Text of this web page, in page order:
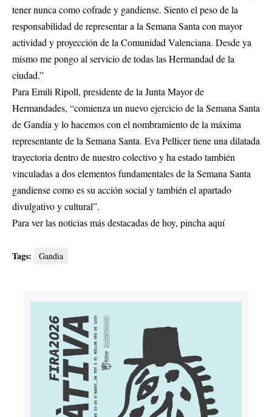
tener nunca como cofrade y gandiense. Siento el peso de la
responsabilidad de representar a la Semana Santa con mayor
actividad y proyección de la Comunidad Valenciana. Desde ya
mismo me pongo al servicio de todas las Hermandad de la
ciudad.”
Para Emili Ripoll, presidente de la Junta Mayor de
Hermandades, “comienza un nuevo ejercicio de la Semana Santa
de Gandía y lo hacemos con el nombramiento de la máxima
representante de la Semana Santa. Eva Pellicer tiene una dilatada
trayectoria dentro de nuestro colectivo y ha estado también
vinculadas a dos elementos fundamentales de la Semana Santa
gandiense como es su acción social y también el apartado
divulgativo y cultural”.
Para ver las noticias más destacadas de hoy, pincha aquí
Tags: Gandia